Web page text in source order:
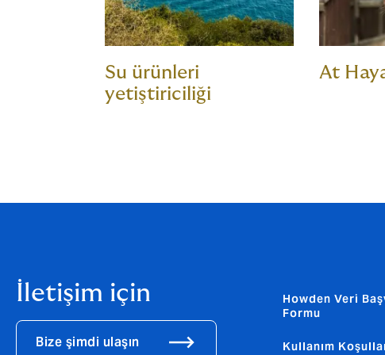
Su ürünleri
yetiştiriciliği
At
İletişim için
Bize şimdi ulaşın
Howden Veri
Formu
Kullanım